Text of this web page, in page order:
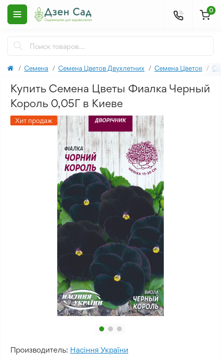
0
Семена Семена Цветов Двухлетних Семена Цветов
Купить Семена Цветы Фиалка Черный
Король 0,05Г в Киеве
Хит продаж
Производитель: Насіння України